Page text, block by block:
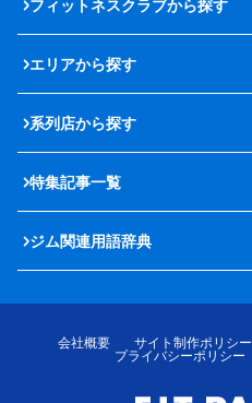
フィットネスクラブから探す
エリアから探す
系列店から探す
特集記事一覧
ジム関連用語辞典
会社概要 サイト制作ポリシー
プライバシーポリシー